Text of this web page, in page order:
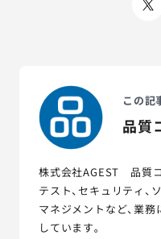
この記
品質
株式会社AGEST 品質
テスト、セキュリティ、
マネジメントなど、業
しています。